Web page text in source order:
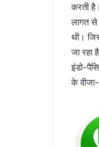
करती
लागत से
थी।
जा रहा
इंडो-
के